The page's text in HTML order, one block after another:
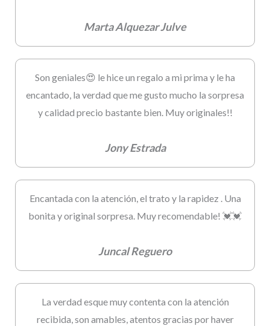
Marta Alquezar Julve
Son geniales😍 le hice un regalo a mi prima y le ha
encantado, la verdad que me gusto mucho la sorpresa
y calidad precio bastante bien. Muy originales!!
Jony Estrada
Encantada con la atención, el trato y la rapidez . Una
bonita y original sorpresa. Muy recomendable! 💓💓
Juncal Reguero
La verdad esque muy contenta con la atención
recibida, son amables, atentos gracias por haver